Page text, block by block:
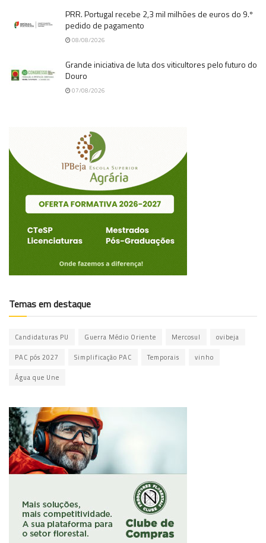
PRR. Portugal recebe 2,3 mil milhões de euros do 9.º
pedido de pagamento
08/08/2026
Grande iniciativa de luta dos viticultores pelo futuro do
Douro
07/08/2026
Temas em destaque
Candidaturas PU Guerra Médio Oriente Mercosul ovibeja
PAC pós 2027 Simplificação PAC Temporais vinho
Água que Une